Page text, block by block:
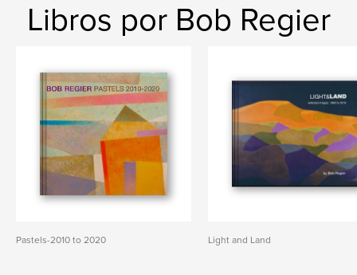
Libros por Bob Regier
Pastels-2010 to 2020 Light and Land